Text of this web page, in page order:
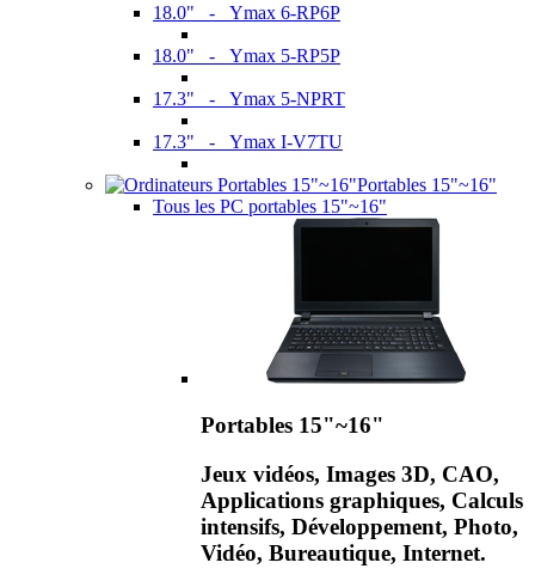
18.0" - Ymax 6-RP6P
18.0" - Ymax 5-RP5P
17.3" - Ymax 5-NPRT
17.3" - Ymax I-V7TU
Portables 15"~16"
Tous les PC portables 15"~16"
Portables 15"~16"
Jeux vidéos, Images 3D, CAO,
Applications graphiques, Calculs
intensifs, Développement, Photo,
Vidéo, Bureautique, Internet.